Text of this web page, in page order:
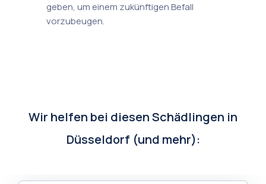
geben, um einem zukünftigen Befall
vorzubeugen.
Wir helfen bei diesen Schädlingen in
Düsseldorf (und mehr):